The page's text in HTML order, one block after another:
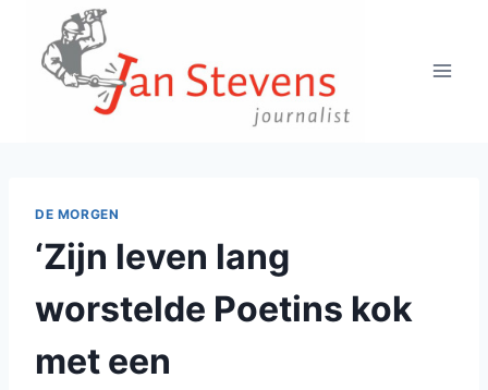
Doorgaan
inhoud
DE MORGEN
‘Zijn leven lang
worstelde Poetins kok
met een